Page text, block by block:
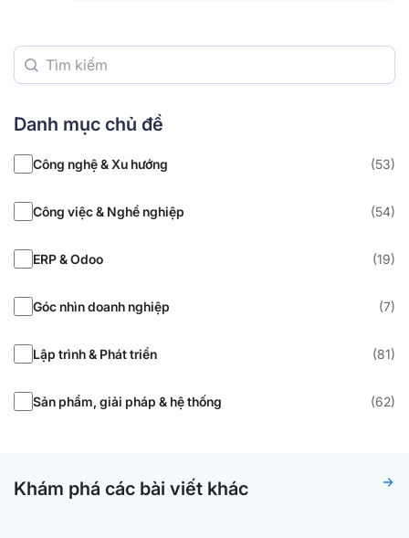
Danh mục chủ đề
Công nghệ & Xu hướng (53)
Công việc & Nghề nghiệp (54)
ERP & Odoo (19)
Góc nhìn doanh nghiệp (7)
Lập trình & Phát triển (81)
Sản phẩm, giải pháp & hệ thống (62)
Khám phá các bài viết khác